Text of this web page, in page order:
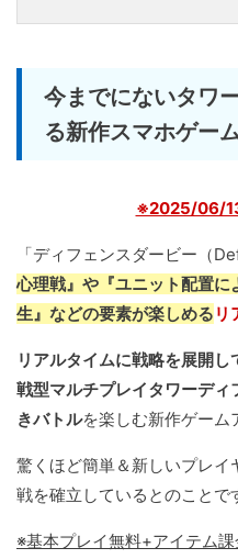
今までにないタワ
る新作スマホゲー
※2025/06/
「ディフェンスダービー（
心理戦』や『ユニット配置
生』などの要素が楽しめる リ
リアルタイムに戦略を展開
戦型マルチプレイタワーディ
きバトルを楽しむ新作ゲーム
驚くほど簡単＆新しいプレイ
戦を確立しているとのことで
※基本プレイ無料+アイテム課